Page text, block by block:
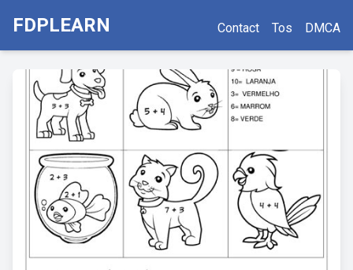
FDPLEARN Contact Tos DMCA